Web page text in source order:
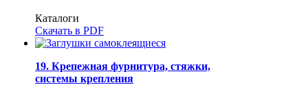
Каталоги
Скачать в PDF
19. Крепежная фурнитура, стяжки,
системы крепления